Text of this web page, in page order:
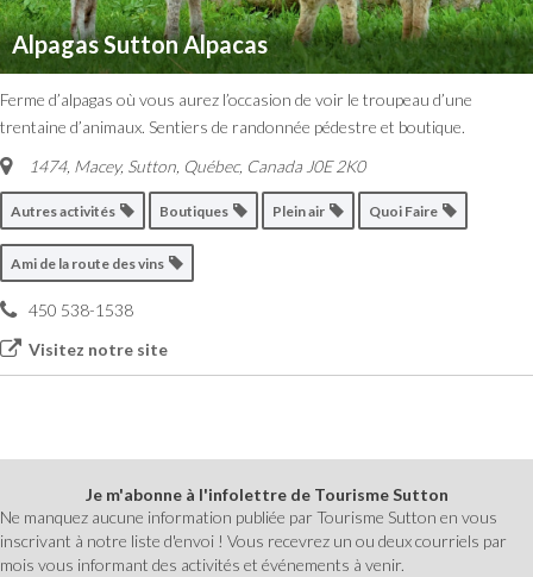
Alpagas Sutton Alpacas
Ferme d’alpagas où vous aurez l’occasion de voir le troupeau d’une
trentaine d’animaux. Sentiers de randonnée pédestre et boutique.
1474, Macey, Sutton, Québec, Canada J0E 2K0
Autres activités Boutiques Plein air Quoi Faire
Ami de la route des vins
450 538-1538
Visitez notre site
Je m'abonne à l'infolettre de Tourisme Sutton
Ne manquez aucune information publiée par Tourisme Sutton en vous
inscrivant à notre liste d'envoi ! Vous recevrez un ou deux courriels par
mois vous informant des activités et événements à venir.